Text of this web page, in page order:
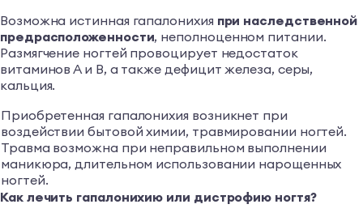
Возможна истинная гапалонихия при наследственной
предрасположенности, неполноценном питании.
Размягчение ногтей провоцирует недостаток
витаминов А и В, а также дефицит железа, серы,
кальция.
Приобретенная гапалонихия возникнет при
воздействии бытовой химии, травмировании ногтей.
Травма возможна при неправильном выполнении
маникюра, длительном использовании нарощенных
ногтей.
Как лечить гапалонихию или дистрофию ногтя?